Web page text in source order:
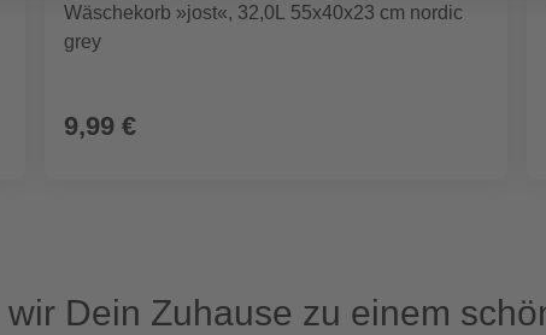
Wäschekorb »jost«, 32,0L 55x40x23 cm nordic
grey
9,99 €
Dein Zuhause zu einem